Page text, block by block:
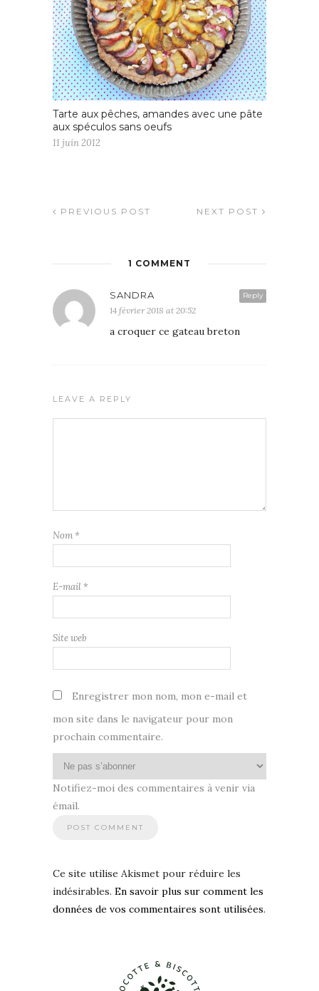
Tarte aux pêches, amandes avec une pâte
aux spéculos sans oeufs
11 juin 2012
PREVIOUS POST NEXT POST
1 COMMENT
Reply
SANDRA
14 février 2018 at 20:52
a croquer ce gateau breton
LEAVE A REPLY
Nom *
E-mail *
Site web
Enregistrer mon nom, mon e-mail et
mon site dans le navigateur pour mon
prochain commentaire.
Notifiez-moi des commentaires à venir via
émail.
Ce site utilise Akismet pour réduire les
indésirables. En savoir plus sur comment les
données de vos commentaires sont utilisées.